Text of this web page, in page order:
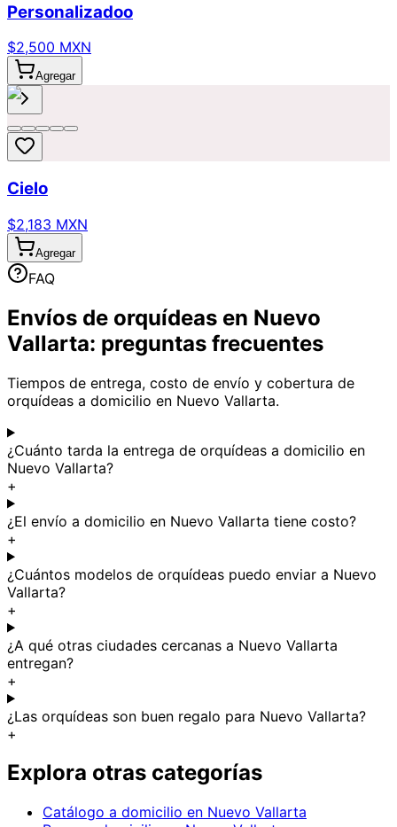
Personalizadoo
$2,500 MXN
Agregar
Cielo
$2,183 MXN
Agregar
FAQ
Envíos de orquídeas en Nuevo
Vallarta: preguntas frecuentes
Tiempos de entrega, costo de envío y cobertura de
orquídeas a domicilio en Nuevo Vallarta.
¿Cuánto tarda la entrega de orquídeas a domicilio en
Nuevo Vallarta?
+
¿El envío a domicilio en Nuevo Vallarta tiene costo?
+
¿Cuántos modelos de orquídeas puedo enviar a Nuevo
Vallarta?
+
¿A qué otras ciudades cercanas a Nuevo Vallarta
entregan?
+
¿Las orquídeas son buen regalo para Nuevo Vallarta?
+
Explora otras categorías
Catálogo a domicilio en Nuevo Vallarta